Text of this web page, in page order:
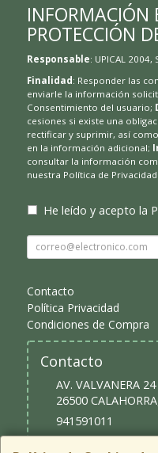
INFORMACIÓN
PROTECCIÓN
Responsable: UPICAL 2004,
Finalidad: Responder las
enviarle la información
Consentimiento del usuario;
cesiones si existe una
rectificar y suprimir, así
en la información adicional;
consultar la información
nuestra Política de Privacidad
He leído y acepto la
Contacto
Política Privacidad
Condiciones de Compra
Contacto
AV. VALVANERA 24
26500 CALAHORRA
941591011
upical@upical.es